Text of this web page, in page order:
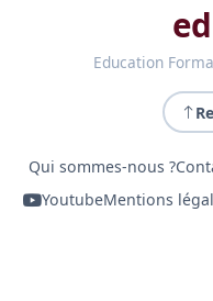
Education
Qui sommes-nous ?
YoutubeMentions